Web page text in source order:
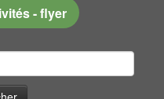
- flyer